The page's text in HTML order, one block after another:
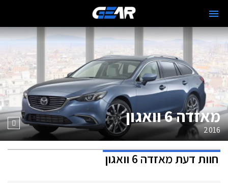
מאזדה 6 וואגון
2016
חוות דעתמאזדה 6 וואגון